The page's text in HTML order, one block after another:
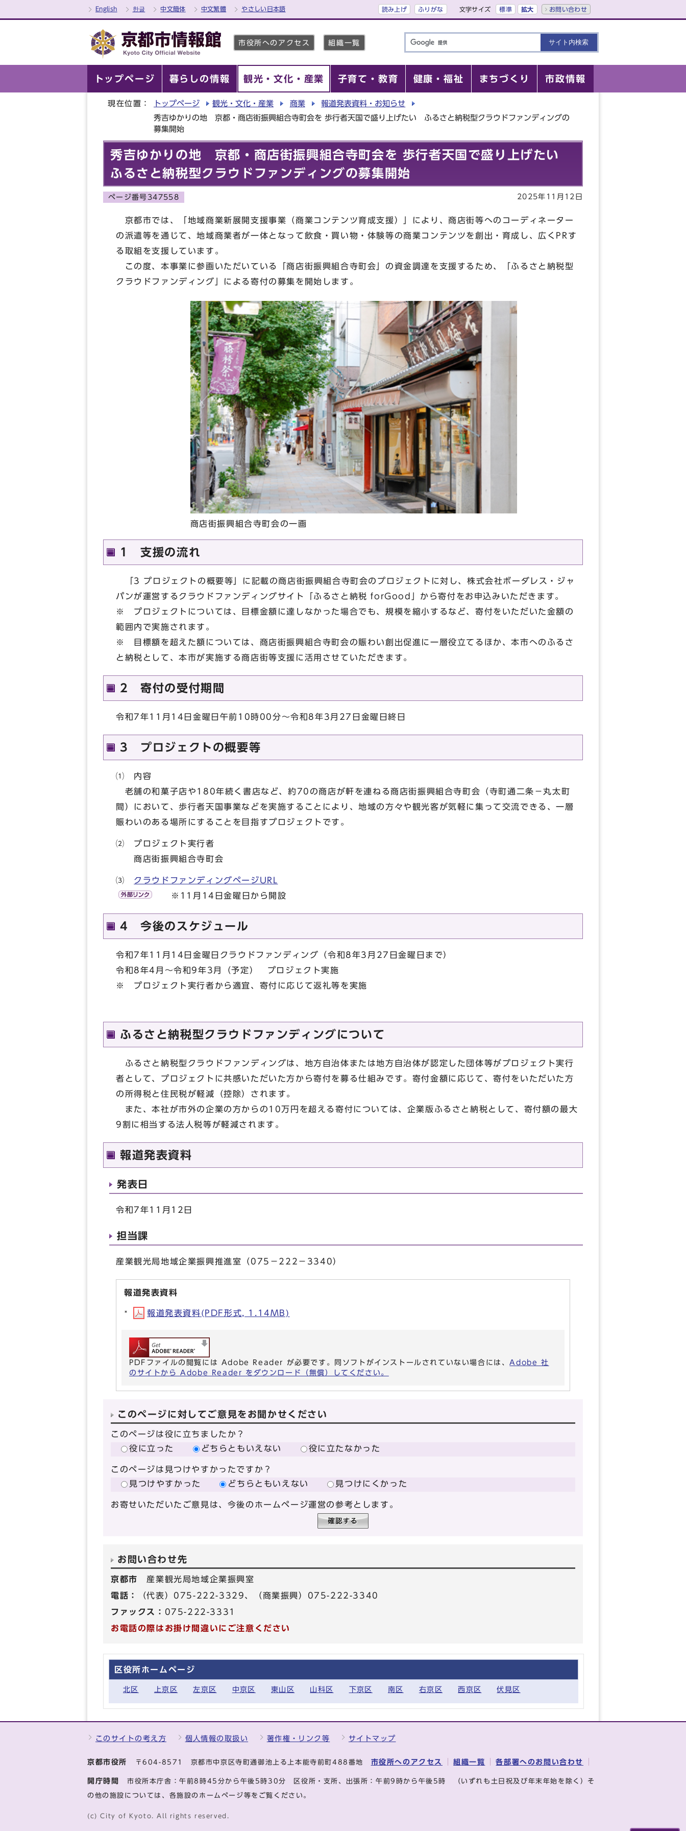
English 한글 中文簡体 中文繁體 やさしい日本語 読み上げ ふりがな 文字サイズ 標準 拡大 お問い合わせ
市役所へのアクセス 組織一覧
トップページ 暮らしの情報 観光・文化・産業 子育て・教育 健康・福祉 まちづくり 市政情報
現在位置： トップページ 観光・文化・産業 商業
報道発表資料・お知らせ
秀吉ゆかりの地 京都・商店街振興組合寺町会を 歩行者天国で盛り上げたい ふるさと納税型クラウドファンディングの
募集開始
秀吉ゆかりの地 京都・商店街振興組合寺町会を 歩行者天国で盛り上げたい
ふるさと納税型クラウドファンディングの募集開始
ページ番号347558 2025年11月12日
京都市では、「地域商業新展開支援事業（商業コンテンツ育成支援）」により、商店街等へのコーディネーター
の派遣等を通じて、地域商業者が一体となって飲食・買い物・体験等の商業コンテンツを創出・育成し、広くPRす
る取組を支援しています。
この度、本事業に参画いただいている「商店街振興組合寺町会」の資金調達を支援するため、「ふるさと納税型
クラウドファンディング」による寄付の募集を開始します。
商店街振興組合寺町会の一画
1 支援の流れ
「3 プロジェクトの概要等」に記載の商店街振興組合寺町会のプロジェクトに対し、株式会社ボーダレス・ジャ
パンが運営するクラウドファンディングサイト「ふるさと納税 forGood」から寄付をお申込みいただきます。
※ プロジェクトについては、目標金額に達しなかった場合でも、規模を縮小するなど、寄付をいただいた金額の
範囲内で実施されます。
※ 目標額を超えた額については、商店街振興組合寺町会の賑わい創出促進に一層役立てるほか、本市へのふるさ
と納税として、本市が実施する商店街等支援に活用させていただきます。
2 寄付の受付期間
令和7年11月14日金曜日午前10時00分～令和8年3月27日金曜日終日
3 プロジェクトの概要等
⑴ 内容
老舗の和菓子店や180年続く書店など、約70の商店が軒を連ねる商店街振興組合寺町会（寺町通二条－丸太町
間）において、歩行者天国事業などを実施することにより、地域の方々や観光客が気軽に集って交流できる、一層
賑わいのある場所にすることを目指すプロジェクトです。
⑵ プロジェクト実行者
商店街振興組合寺町会
⑶ クラウドファンディングページURL
※11月14日金曜日から開設
4 今後のスケジュール
令和7年11月14日金曜日クラウドファンディング（令和8年3月27日金曜日まで）
令和8年4月～令和9年3月（予定） プロジェクト実施
※ プロジェクト実行者から適宜、寄付に応じて返礼等を実施
ふるさと納税型クラウドファンディングについて
ふるさと納税型クラウドファンディングは、地方自治体または地方自治体が認定した団体等がプロジェクト実行
者として、プロジェクトに共感いただいた方から寄付を募る仕組みです。寄付金額に応じて、寄付をいただいた方
の所得税と住民税が軽減（控除）されます。
また、本社が市外の企業の方からの10万円を超える寄付については、企業版ふるさと納税として、寄付額の最大
9割に相当する法人税等が軽減されます。
報道発表資料
発表日
令和7年11月12日
担当課
産業観光局地域企業振興推進室（075－222－3340）
報道発表資料
報道発表資料(PDF形式, 1.14MB)
PDFファイルの閲覧には Adobe Reader が必要です。同ソフトがインストールされていない場合には、Adobe 社
のサイトから Adobe Reader をダウンロード（無償）してください。
このページに対してご意見をお聞かせください
このページは役に立ちましたか？
役に立った
どちらともいえない 役に立たなかった
このページは見つけやすかったですか？
見つけやすかった
どちらともいえない 見つけにくかった
お寄せいただいたご意見は、今後のホームページ運営の参考とします。
お問い合わせ先
京都市 産業観光局地域企業振興室
電話：
（代表）075-222-3329、（商業振興）075-222-3340
ファックス： 075-222-3331
お電話の際はお掛け間違いにご注意ください
区役所ホームページ
北区 上京区 左京区 中京区 東山区 山科区 下京区 南区 右京区 西京区 伏見区
このサイトの考え方 個人情報の取扱い 著作権・リンク等 サイトマップ
京都市役所 〒604-8571 京都市中京区寺町通御池上る上本能寺前町488番地 市役所へのアクセス 組織一覧 各部署へのお問い合わせ
開庁時間 市役所本庁舎：午前8時45分から午後5時30分 区役所・支所、出張所：午前9時から午後5時 （いずれも土日祝及び年末年始を除く）そ
の他の施設については、各施設のホームページ等をご覧ください。
(c) City of Kyoto. All rights reserved.